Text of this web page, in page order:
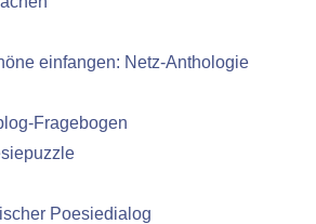
einfangen: Netz-Anthologie
Fragebogen
Poesiedialog